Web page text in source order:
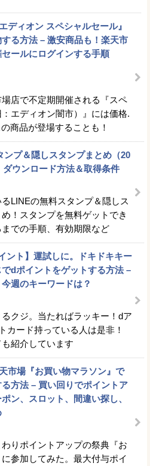
ディオン スペシャルセール』
る方法 – 激安商品も！楽天市
ールにログインする手順
店で不定期開催される『スペ
エディオン闇市）』には価格.
商品が登場することも！
ンプ＆隠しスタンプまとめ（20
ダウンロード方法＆取得条件
LINEの無料スタンプ＆隠しス
！スタンプを無料ゲットでき
での手順、有効期限など
ント】運試しに。ドキドキキー
dポイントをゲットする方法 –
週のキーワードは？
クジ。当たればラッキー！dア
カード持っている人は是非！
紹介しています
市場『お買い物マラソン』で
方法 – 買い回りでポイントア
ン、スロット、間違い探し、
りポイントアップの祭典『お
参加してみた。最大付与ポイ